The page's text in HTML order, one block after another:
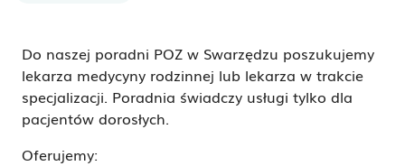
Do naszej poradni POZ w Swarzędzu poszukujemy
lekarza medycyny rodzinnej lub lekarza w trakcie
specjalizacji. Poradnia świadczy usługi tylko dla
pacjentów dorosłych.
Oferujemy: